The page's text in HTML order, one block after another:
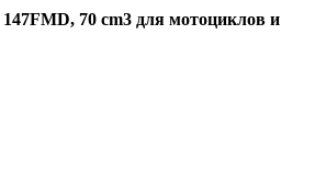
147FMD, 70 cm3 для мотоциклов и